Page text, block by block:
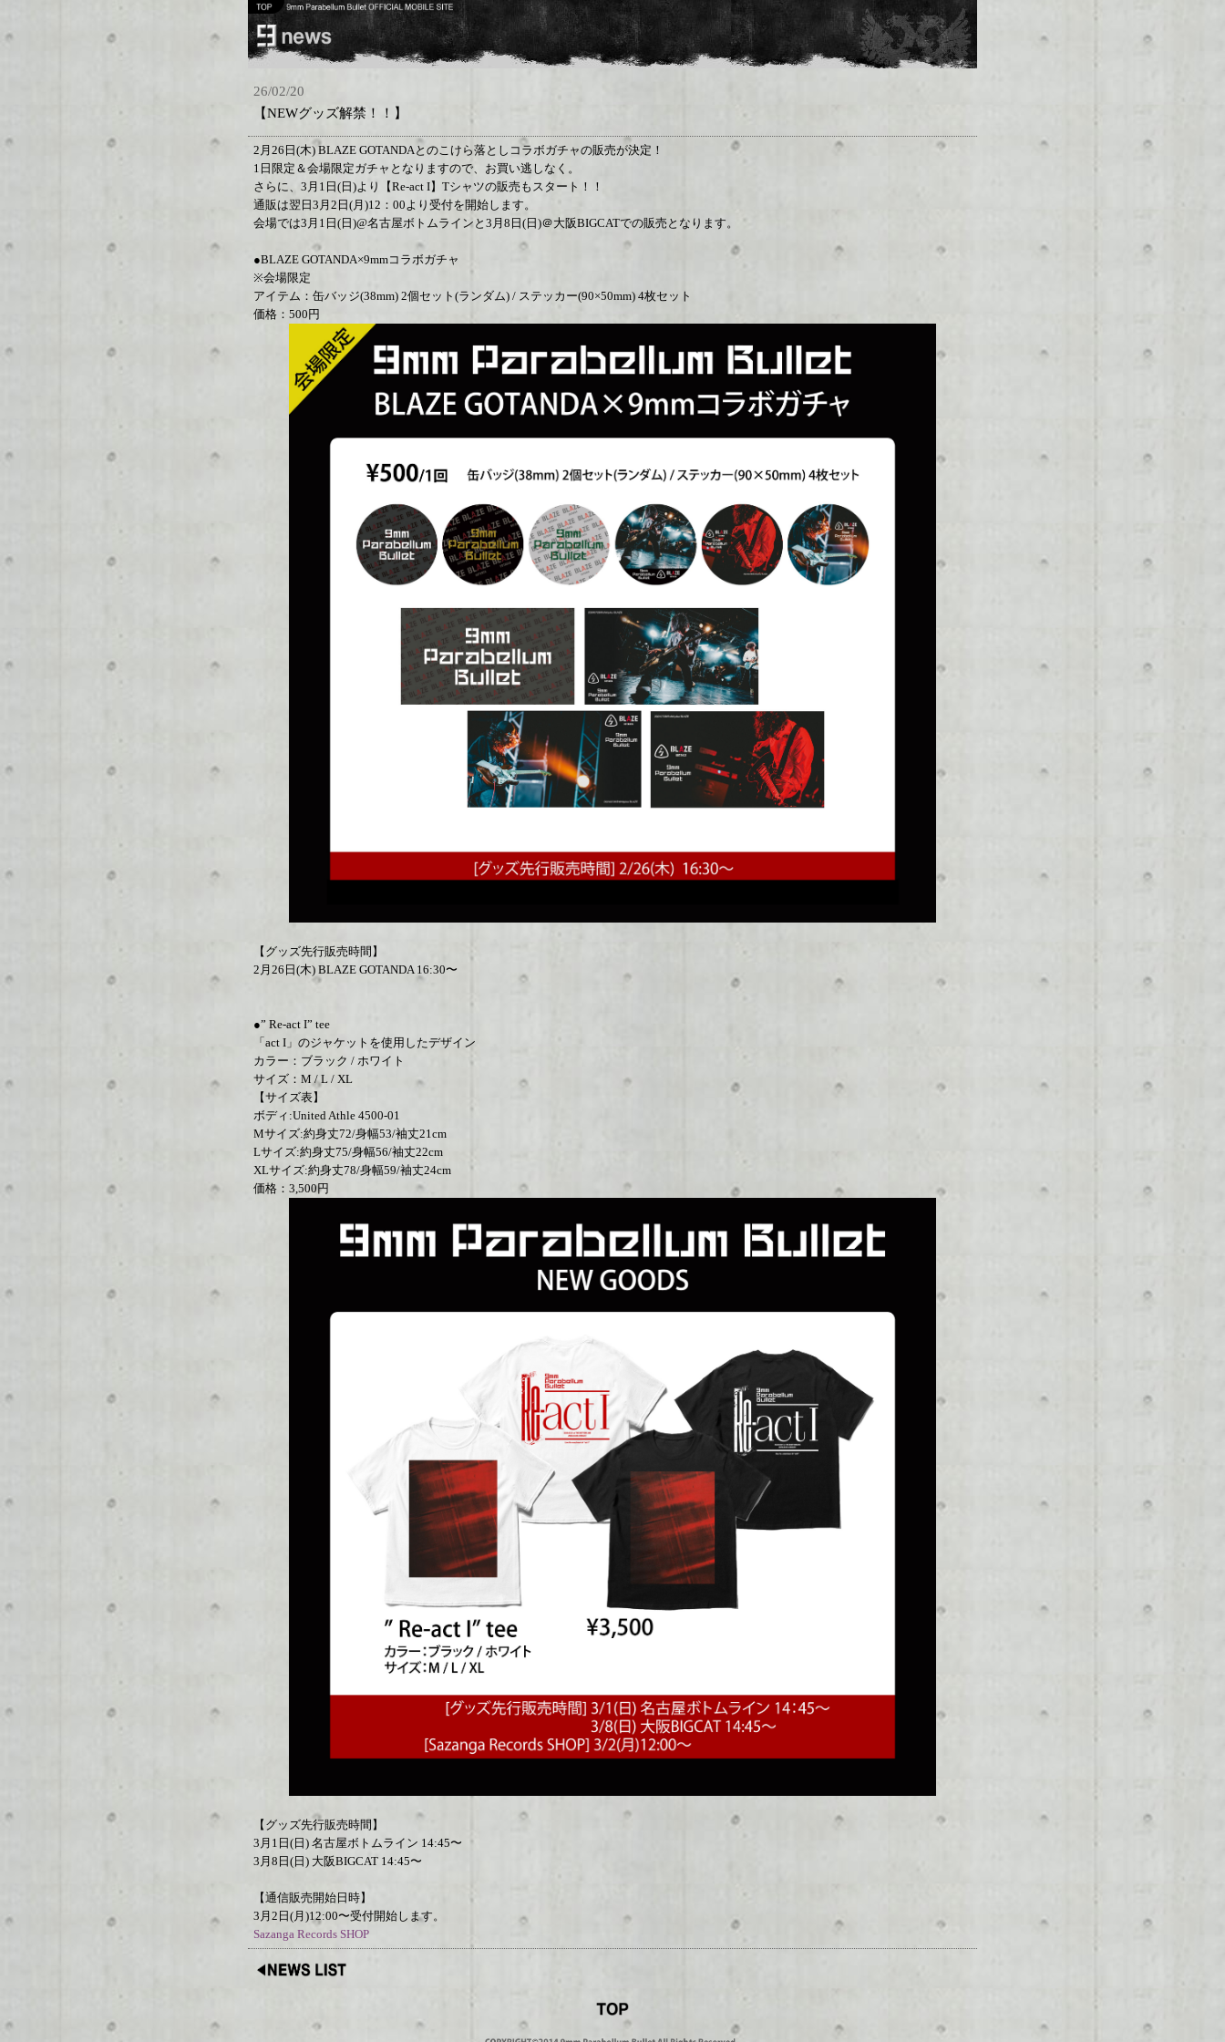
26/02/20
【NEWグッズ解禁！！】
2月26日(木) BLAZE GOTANDAとのこけら落としコラボガチャの販売が決定！
1日限定＆会場限定ガチャとなりますので、お買い逃しなく。
さらに、3月1日(日)より【Re-act I】Tシャツの販売もスタート！！
通販は翌日3月2日(月)12：00より受付を開始します。
会場では3月1日(日)@名古屋ボトムラインと3月8日(日)＠大阪BIGCATでの販売となります。
●BLAZE GOTANDA×9mmコラボガチャ
※会場限定
アイテム：缶バッジ(38mm) 2個セット(ランダム) / ステッカー(90×50mm) 4枚セット
価格：500円
【グッズ先行販売時間】
2月26日(木) BLAZE GOTANDA 16:30〜
●” Re-act I” tee
「act I」のジャケットを使用したデザイン
カラー：ブラック / ホワイト
サイズ：M / L / XL
【サイズ表】
ボディ:United Athle 4500-01
Mサイズ:約身丈72/身幅53/袖丈21cm
Lサイズ:約身丈75/身幅56/袖丈22cm
XLサイズ:約身丈78/身幅59/袖丈24cm
価格：3,500円
【グッズ先行販売時間】
3月1日(日) 名古屋ボトムライン 14:45〜
3月8日(日) 大阪BIGCAT 14:45〜
【通信販売開始日時】
3月2日(月)12:00〜受付開始します。
Sazanga Records SHOP